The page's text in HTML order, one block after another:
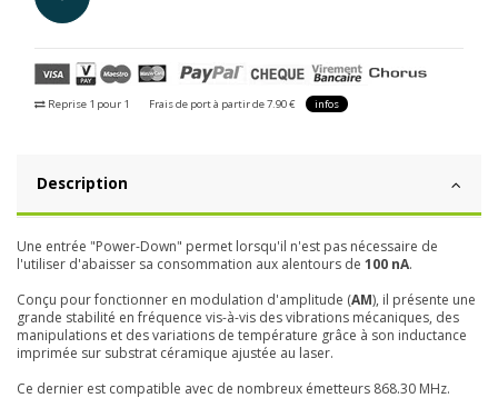
Reprise 1 pour 1 Frais de port à partir de 7.90 € infos
Description
Une entrée "Power-Down" permet lorsqu'il n'est pas nécessaire de
l'utiliser d'abaisser sa consommation aux alentours de 100 nA.
Conçu pour fonctionner en modulation d'amplitude (AM), il présente une
grande stabilité en fréquence vis-à-vis des vibrations mécaniques, des
manipulations et des variations de température grâce à son inductance
imprimée sur substrat céramique ajustée au laser.
Ce dernier est compatible avec de nombreux émetteurs 868.30 MHz.